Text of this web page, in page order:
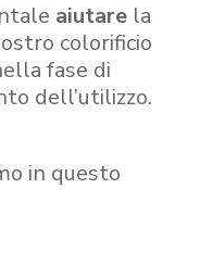
aiutare la
colorificio
fase di
dell’utilizzo.
in questo